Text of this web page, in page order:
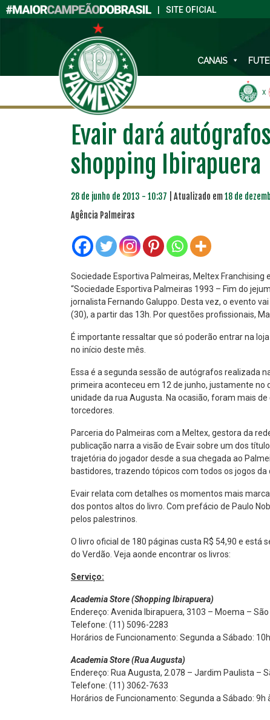
SITE OFICIAL
CANAIS
X
Evair dará
shopping Ibirapuera
28 de junho de 2013 - 10:37 | Atualizado em18 de
Agência Palmeiras
Sociedade Esportiva Palmeiras, Meltex
“Sociedade Esportiva Palmeiras 1993 – Fim do
jornalista Fernando Galuppo. Desta vez, o evento
(30), a partir das 13h. Por questões profissionais,
É importante ressaltar que só poderão entrar na
no início deste mês.
Essa é a segunda sessão de autógrafos realizada
primeira aconteceu em 12 de junho, justamente no
unidade da rua Augusta. Na ocasião, foram mais
torcedores.
Parceria do Palmeiras com a Meltex, gestora da
publicação narra a visão de Evair sobre um dos
trajetória do jogador desde a sua chegada ao
bastidores, trazendo tópicos com todos os jogos da
Evair relata com detalhes os momentos mais
dos pontos altos do livro. Com prefácio de Paulo
pelos palestrinos.
O livro oficial de 180 páginas custa R$ 54,90 e está
do Verdão. Veja aonde encontrar os livros:
Serviço:
Academia Store (Shopping Ibirapuera)
Endereço: Avenida Ibirapuera, 3103 – Moema –
Telefone: (11) 5096-2283
Horários de Funcionamento: Segunda a Sábado:
Academia Store (Rua Augusta)
Endereço: Rua Augusta, 2.078 – Jardim Paulista –
Telefone: (11) 3062-7633
Horários de Funcionamento: Segunda a Sábado: 9h
PLANO PRATA
46